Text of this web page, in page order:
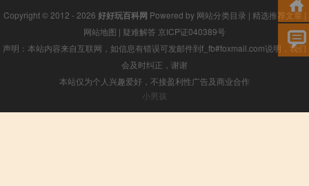
Copyright © 2012 - 2026 好好玩百科网 Powered by 网站分类目录 | 精选推荐文章|
网站地图 | 疑难解答 京ICP证040389号
声明：本站内容来自互联网，如信息有错误可发邮件到f_fb#foxmail.com说明，我们
会及时纠正，谢谢
本站仅为个人兴趣爱好，不接盈利性广告及商业合作
小男孩